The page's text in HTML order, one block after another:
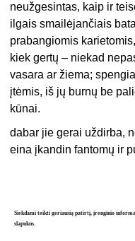
Siekdami teikti geriausią patirtį, įrenginio
slapukus.
neužgesintas, kaip ir
ilgais smailėjančiais
prabangiomis
kiek gertų – niekad
vasara ar žiema;
įtėmis, iš jų burnų be
kūnai.
dabar jie gerai uždirba,
eina įkandin fantomų ir